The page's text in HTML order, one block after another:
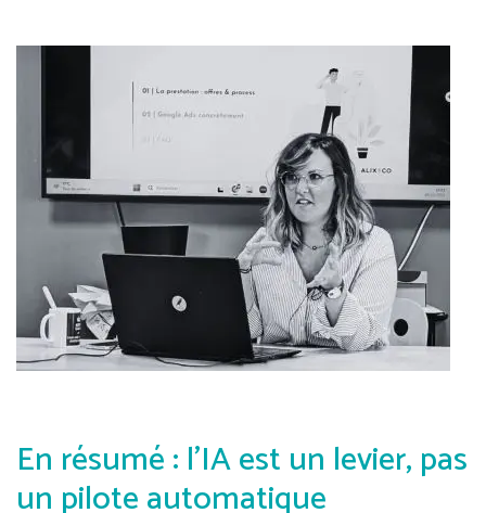
En résumé : l’IA est un levier, pas
un pilote automatique